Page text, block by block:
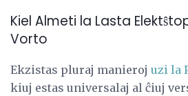
Kiel Almeti la Lasta
Vorto
Ekzistas pluraj manieroj uzi la
kiuj estas universalaj al ĉiuj